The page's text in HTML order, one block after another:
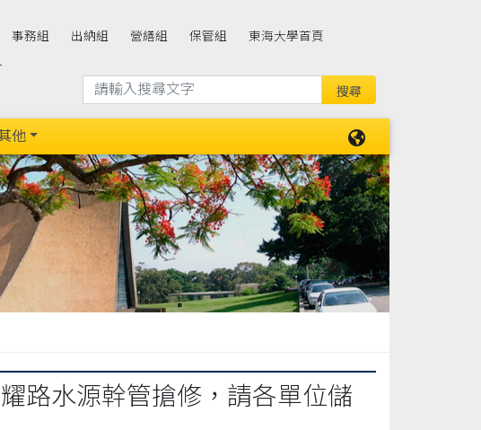
事務組 出納組 營繕組 保管組
東海大學首頁
他
路水源幹管搶修，請各單位儲